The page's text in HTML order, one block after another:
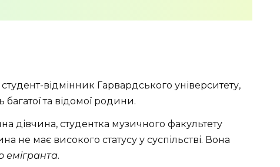
відмінник Гарвардського університету,
та відомої родини.
дівчина, студентка музичного факультету
не має високого статусу у суспільстві. Вона
емігранта.